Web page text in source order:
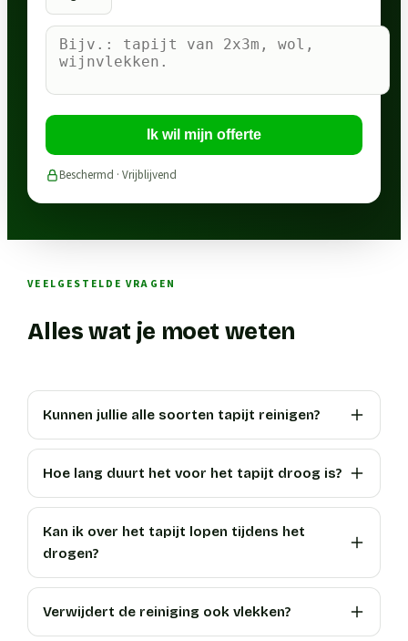
Ik wil mijn offerte
Beschermd · Vrijblijvend
VEELGESTELDE VRAGEN
Alles wat je moet weten
Kunnen jullie alle soorten tapijt reinigen?
Hoe lang duurt het voor het tapijt droog is?
Kan ik over het tapijt lopen tijdens het
drogen?
Verwijdert de reiniging ook vlekken?